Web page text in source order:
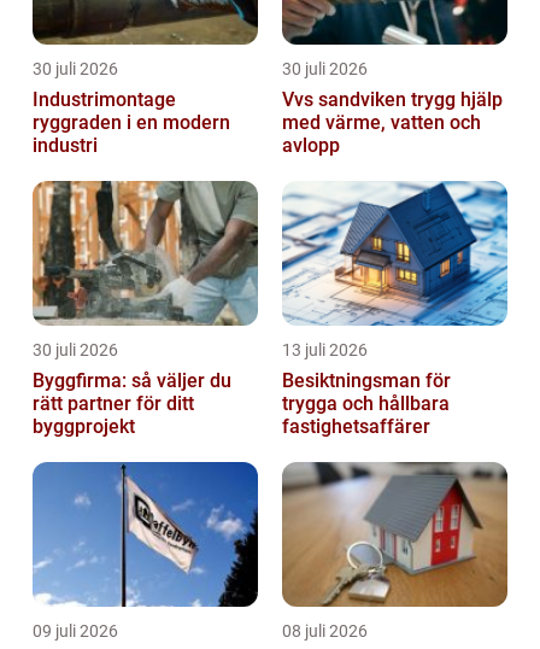
30 juli 2026
Industrimontage
ryggraden i en modern
industri
30 juli 2026
Vvs sandviken trygg hjälp
med värme, vatten och
avlopp
30 juli 2026
Byggfirma: så väljer du
rätt partner för ditt
byggprojekt
13 juli 2026
Besiktningsman för
trygga och hållbara
fastighetsaffärer
09 juli 2026 08 juli 2026